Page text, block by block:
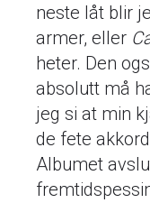
neste låt blir
armer, eller
heter. Den
absolutt må
jeg si at min
de fete
Albumet